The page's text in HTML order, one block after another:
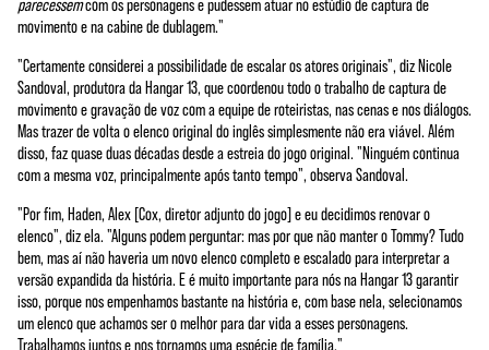
movimento e na cabine de dublagem."
"Certamente considerei a possibilidade de escalar os atores originais", diz Nicole
Sandoval, produtora da Hangar 13, que coordenou todo o trabalho de captura de
movimento e gravação de voz com a equipe de roteiristas, nas cenas e nos diálogos.
Mas trazer de volta o elenco original do inglês simplesmente não era viável. Além
disso, faz quase duas décadas desde a estreia do jogo original. "Ninguém continua
com a mesma voz, principalmente após tanto tempo", observa Sandoval.
"Por fim, Haden, Alex [Cox, diretor adjunto do jogo] e eu decidimos renovar o
elenco", diz ela. "Alguns podem perguntar: mas por que não manter o Tommy? Tudo
bem, mas aí não haveria um novo elenco completo e escalado para interpretar a
versão expandida da história. E é muito importante para nós na Hangar 13 garantir
isso, porque nos empenhamos bastante na história e, com base nela, selecionamos
um elenco que achamos ser o melhor para dar vida a esses personagens.
Trabalhamos juntos e nos tornamos uma espécie de família."